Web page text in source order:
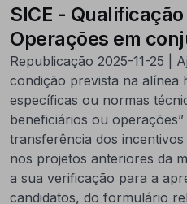
SICE -
Operações em
Republicação 2025-11-25 |
condição prevista na alínea
específicas ou normas
beneficiários ou
transferência dos
nos projetos anteriores da
a sua verificação para a
candidatos, do formulário